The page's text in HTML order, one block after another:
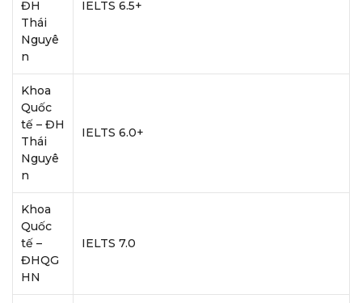
ĐH
Thái
Nguyê
n
IELTS 6.5+
Khoa
Quốc
tế – ĐH
Thái
Nguyê
n
IELTS 6.0+
Khoa
Quốc
tế –
ĐHQG
HN
IELTS 7.0